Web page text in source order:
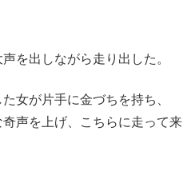
を出しながら走り出した。
女が片手に金づちを持ち、
奇声を上げ、こちらに走って来